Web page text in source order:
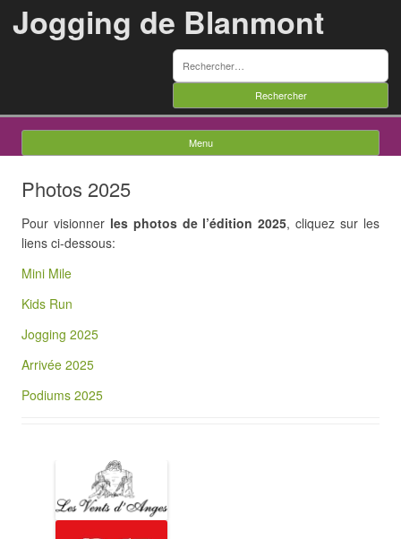
Jogging de Blanmont
Rechercher :
Menu
Photos 2025
Pour visionner les photos de l’édition 2025, cliquez sur les
liens ci-dessous:
Mini Mile
Kids Run
Jogging 2025
Arrivée 2025
Podiums 2025